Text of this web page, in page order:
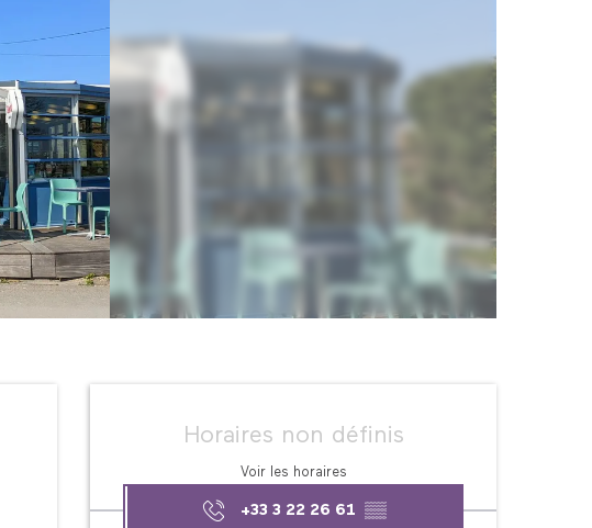
Ouverture et
Horaires non définis
Voir les horaires
+33 3 22 26 61 ▒▒